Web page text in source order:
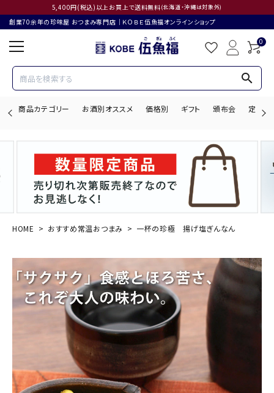
5,400円(税込)以上お買上で送料無料(北海道・沖縄は対象外)
創業70余年の珍味屋 おつまみ専門店│ＫＯＢＥ伍魚福オンラインショップ
0
search
商品カテゴリー お酒別オススメ 価格別 ギフト 頒布会 定期購
search
ACCOUNT MENU
商品カテゴリー
お酒別オススメ
お問い合わせ
HOME おすすめ常温おつまみ 一杯の珍極 揚げ塩ぎんなん